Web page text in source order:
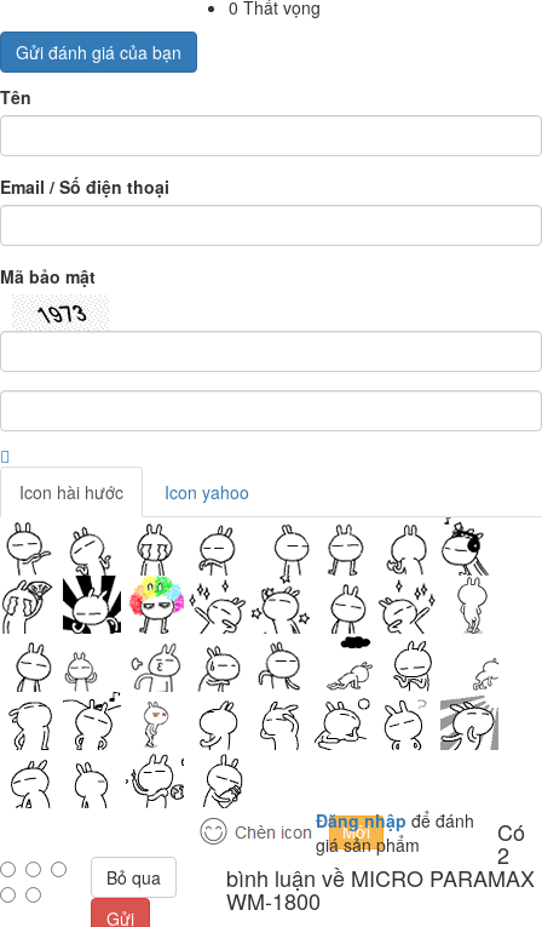
0 Thất vọng
Gửi đánh giá của bạn
Tên
Email / Số điện thoại
Mã bảo mật
Icon hài hước Icon yahoo
Đăng nhập để đánh
giá sản phẩm
Bỏ qua
Gửi
Có
2
bình luận về MICRO PARAMAX
WM-1800